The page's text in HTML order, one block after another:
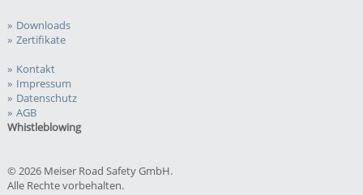
Downloads
Zertifikate
Kontakt
Impressum
Datenschutz
AGB
Whistleblowing
© 2026 Meiser Road Safety GmbH.
Alle Rechte vorbehalten.